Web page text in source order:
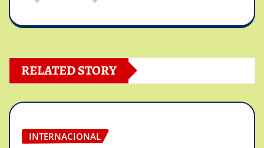
RELATED STORY
INTERNACIONAL